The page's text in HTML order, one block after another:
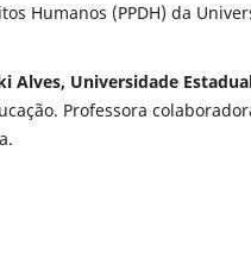
Humanos (PPDH) da
Alves, Universidade
Professora